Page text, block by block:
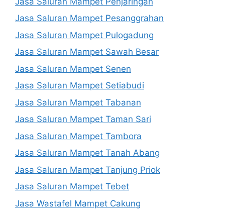
Jasa Saluran Mampet Pesanggrahan
Jasa Saluran Mampet Pulogadung
Jasa Saluran Mampet Sawah Besar
Jasa Saluran Mampet Senen
Jasa Saluran Mampet Setiabudi
Jasa Saluran Mampet Tabanan
Jasa Saluran Mampet Taman Sari
Jasa Saluran Mampet Tambora
Jasa Saluran Mampet Tanah Abang
Jasa Saluran Mampet Tanjung Priok
Jasa Saluran Mampet Tebet
Jasa Wastafel Mampet Cakung